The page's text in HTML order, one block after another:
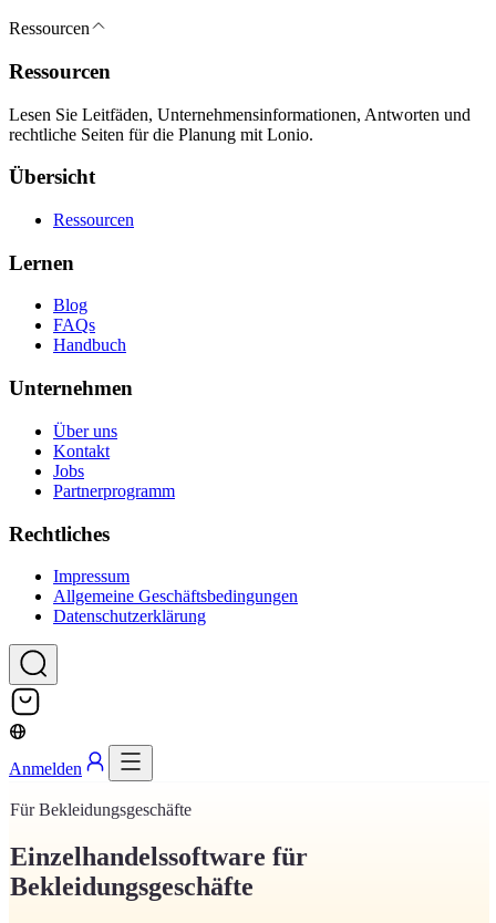
Ressourcen
Ressourcen
Lesen Sie Leitfäden, Unternehmensinformationen, Antworten und
rechtliche Seiten für die Planung mit Lonio.
Übersicht
Ressourcen
Lernen
Blog
FAQs
Handbuch
Unternehmen
Über uns
Kontakt
Jobs
Partnerprogramm
Rechtliches
Impressum
Allgemeine Geschäftsbedingungen
Datenschutzerklärung
Anmelden
Für Bekleidungsgeschäfte
Einzelhandelssoftware für
Bekleidungsgeschäfte